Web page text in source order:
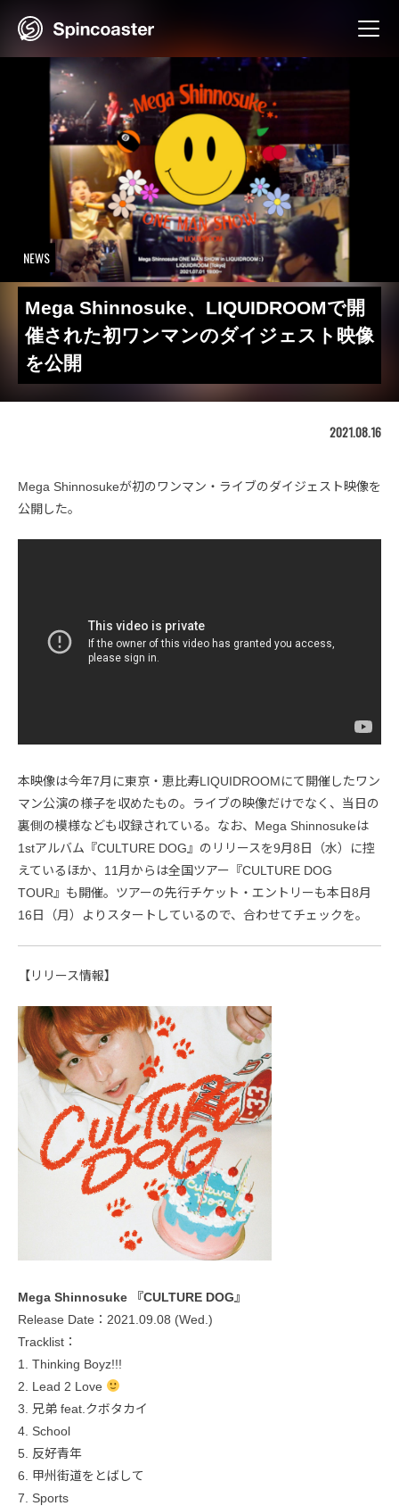
NEWS
Mega Shinnosuke、LIQUIDROOMで開
催された初ワンマンのダイジェスト映像
を公開
2021.08.16
Mega Shinnosukeが初のワンマン・ライブのダイジェスト映像を
公開した。
本映像は今年7月に東京・恵比寿LIQUIDROOMにて開催したワン
マン公演の様子を収めたもの。ライブの映像だけでなく、当日の
裏側の模様なども収録されている。なお、Mega Shinnosukeは
1stアルバム『CULTURE DOG』のリリースを9月8日（水）に控
えているほか、11月からは全国ツアー『CULTURE DOG
TOUR』も開催。ツアーの先行チケット・エントリーも本日8月
16日（月）よりスタートしているので、合わせてチェックを。
【リリース情報】
Mega Shinnosuke 『CULTURE DOG』
Release Date：2021.09.08 (Wed.)
Tracklist：
1. Thinking Boyz!!!
2. Lead 2 Love
3. 兄弟 feat.クボタカイ
4. School
5. 反好青年
6. 甲州街道をとばして
7. Sports